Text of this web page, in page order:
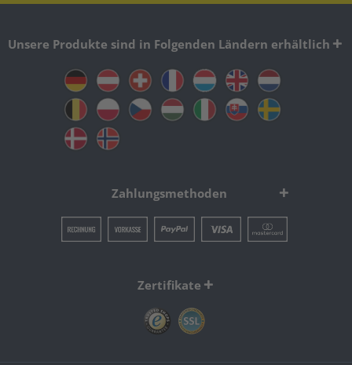
Unsere Produkte sind in Folgenden Ländern erhältlich
Zahlungsmethoden
Zertifikate